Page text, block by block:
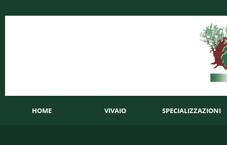
HOME VIVAIO SPECIALIZZAZIONI